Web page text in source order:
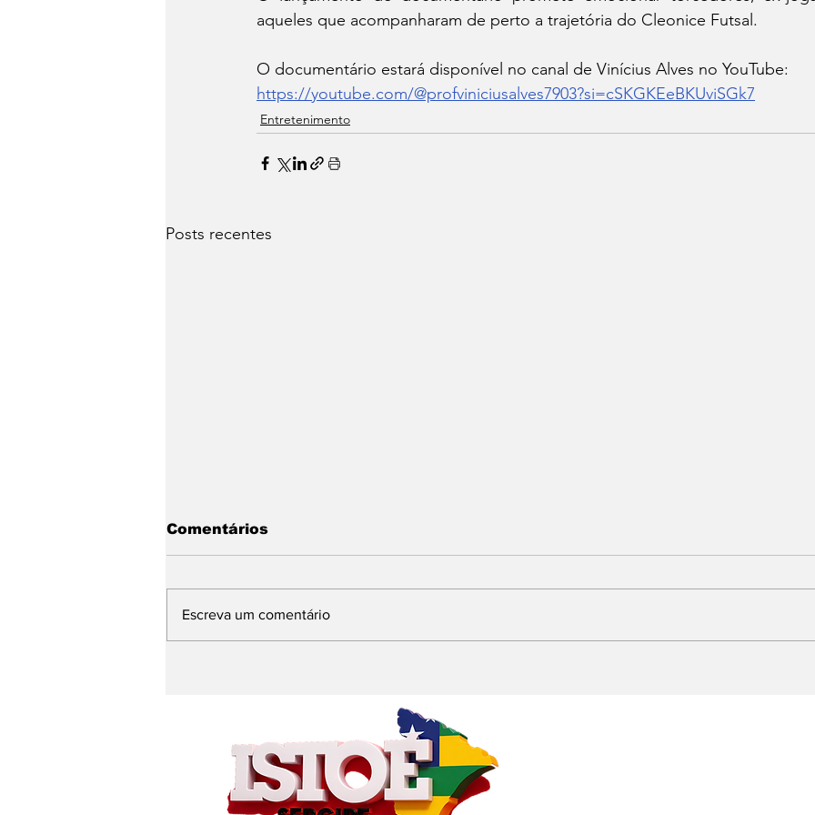
aqueles que acompanharam de perto a trajetória do Cleonice Futsal.
O documentário estará disponível no canal de Vinícius Alves no YouTube:
https://youtube.com/@profviniciusalves7903?si=cSKGKEeBKUviSGk7
Entretenimento
Posts recentes
destaque no BIS SIGMA
South America 2026 em
São Paulo
Comentários
Escreva um comentário